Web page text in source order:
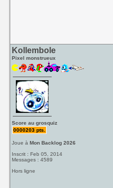
Kollembole
Pixel monstrueux
Score au grosquiz
0000203 pts.
Joue àMon Backlog 2026
Inscrit : Feb 05, 2014
Messages : 4589
Hors ligne